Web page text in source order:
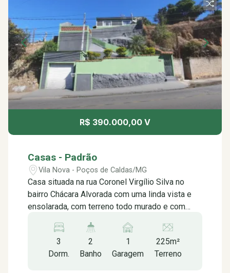
R$ 390.000,00 V
Casas - Padrão
Vila Nova - Poços de Caldas/MG
Casa situada na rua Coronel Virgílio Silva no
bairro Chácara Alvorada com uma linda vista e
ensolarada, com terreno todo murado e com
bancos na frente do terreno permitindo uma
linda visão, um belo jardim na entrada do terreno
e com uma edícula nos fundos. Localizada
3
Dorm.
2
Banho
1
Garagem
225m²
Terreno